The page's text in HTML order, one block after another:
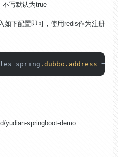
不写默认为true
如下配置即可，使用redis作为注册
spring .dubbo .address =
yudian-springboot-demo